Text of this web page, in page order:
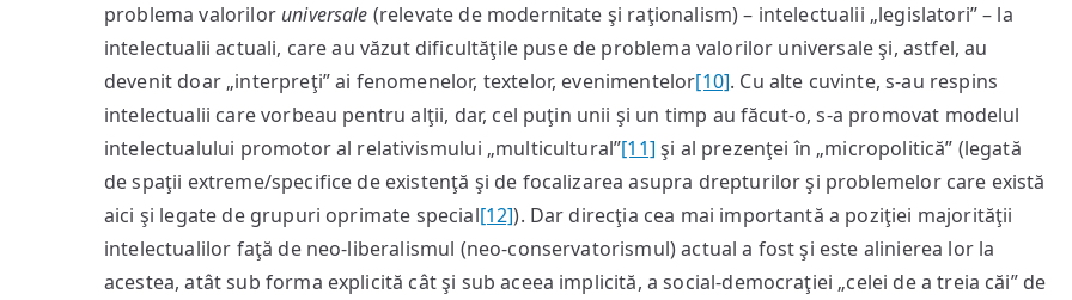
problema valorilor universale (relevate de modernitate şi raţionalism) – intelectualii „legislatori” – la
intelectualii actuali, care au văzut dificultăţile puse de problema valorilor universale şi, astfel, au
devenit doar „interpreţi” ai fenomenelor, textelor, evenimentelor[10]. Cu alte cuvinte, s-au respins
intelectualii care vorbeau pentru alţii, dar, cel puţin unii şi un timp au făcut-o, s-a promovat modelul
intelectualului promotor al relativismului „multicultural”[11] şi al prezenţei în „micropolitică” (legată
de spaţii extreme/specifice de existenţă şi de focalizarea asupra drepturilor şi problemelor care există
aici şi legate de grupuri oprimate special[12]). Dar direcţia cea mai importantă a poziţiei majorităţii
intelectualilor faţă de neo-liberalismul (neo-conservatorismul) actual a fost şi este alinierea lor la
acestea, atât sub forma explicită cât şi sub aceea implicită, a social-democraţiei „celei de a treia căi” de